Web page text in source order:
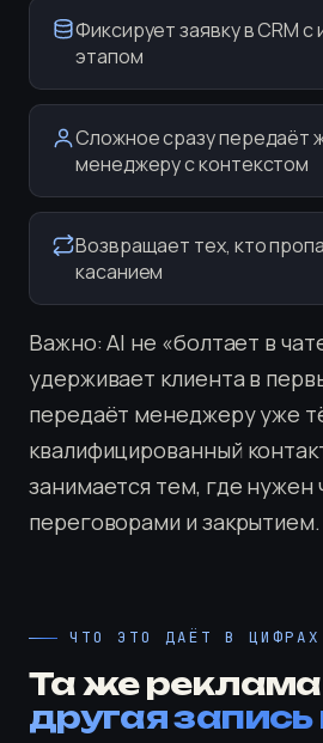
Фиксирует заявку в CRM с
этапом
Сложное сразу передаёт
менеджеру с контекстом
Возвращает тех, кто
касанием
Важно: AI не «болтает в
удерживает клиента в
передаёт менеджеру уже
квалифицированный
занимается тем, где нужен
переговорами и закрытием.
ЧТО ЭТО ДАЁТ В ЦИФРАХ
Та же
другая